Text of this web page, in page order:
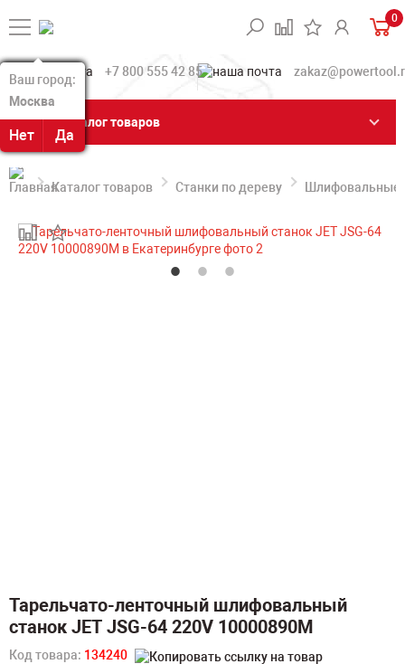
Ваш город:
Москва
Нет Да
Ваш город:
Москва
Нет Да
0
+7 800 555 42 85
Каталог товаров
Каталог товаров Станки по дереву Шлифовальные
Тарельчато-ленточный шлифовальный
станок JET JSG-64 220V 10000890M
Код товара: 134240